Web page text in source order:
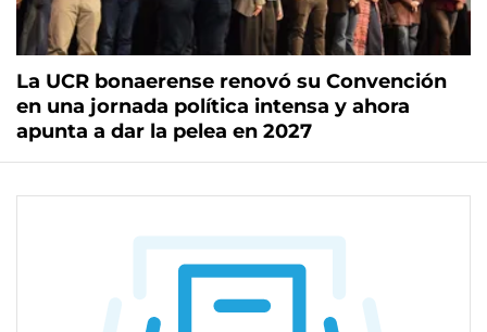
La UCR bonaerense renovó su Convención
en una jornada política intensa y ahora
apunta a dar la pelea en 2027